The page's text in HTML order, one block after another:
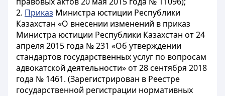
2. Приказ Министра юстиции Республики
Казахстан «О внесении изменений в приказ
Министра юстиции Республики Казахстан от 24
апреля 2015 года № 231 «Об утверждении
стандартов государственных услуг по вопросам
адвокатской деятельности» от 28 сентября 2018
года № 1461. (Зарегистрирован в Реестре
государственной регистрации нормативных